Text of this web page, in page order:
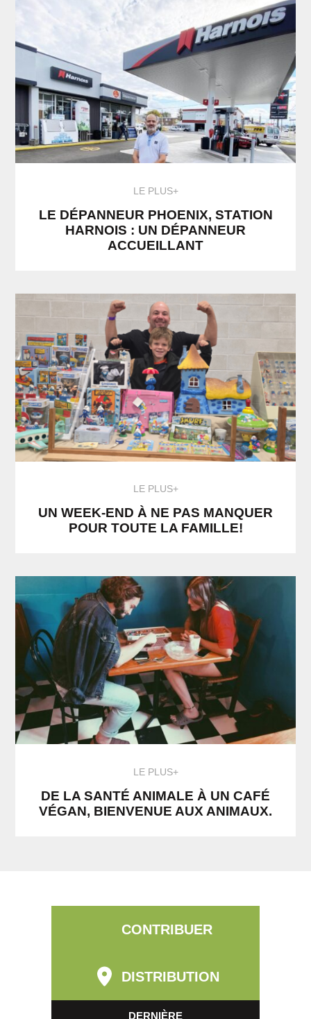
LE PLUS+
LE DÉPANNEUR PHOENIX, STATION
HARNOIS : UN DÉPANNEUR
ACCUEILLANT
LE PLUS+
UN WEEK-END À NE PAS MANQUER
POUR TOUTE LA FAMILLE!
LE PLUS+
DE LA SANTÉ ANIMALE À UN CAFÉ
VÉGAN, BIENVENUE AUX ANIMAUX.
CONTRIBUER
DISTRIBUTION
DERNIÈRE